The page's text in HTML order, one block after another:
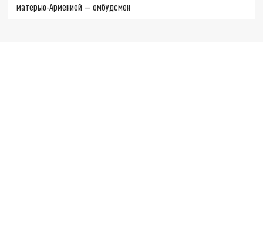
матерью-Арменией — омбудсмен